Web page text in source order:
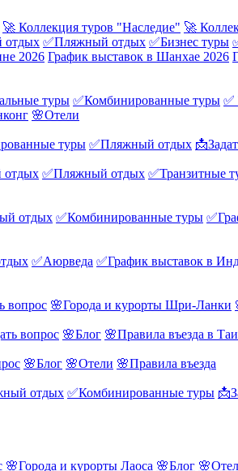
🚀 Коллекция туров "Наследие" 🚀
отдых ✅Пляжный отдых ✅Бизнес туры
2026 График выставок в Шанхае 2026
туры ✅Комбинированные туры ✅
🌸Отели
туры ✅Пляжный отдых
отдых ✅Пляжный отдых ✅Транзитные
отдых ✅Комбинированные туры
✅Аюрведа ✅График выставок в
вопрос 🌸Города и курорты Шри-Ланки
вопрос 🌸Блог 🌸Правила въезда в
🌸Блог 🌸Отели 🌸Правила въезда
отдых ✅Комбинированные туры
🌸Города и курорты Лаоса 🌸Блог